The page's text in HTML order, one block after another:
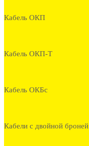
Кабель ОКП
Кабель ОКП-Т
Кабель ОКБс
Кабели с двойной броней